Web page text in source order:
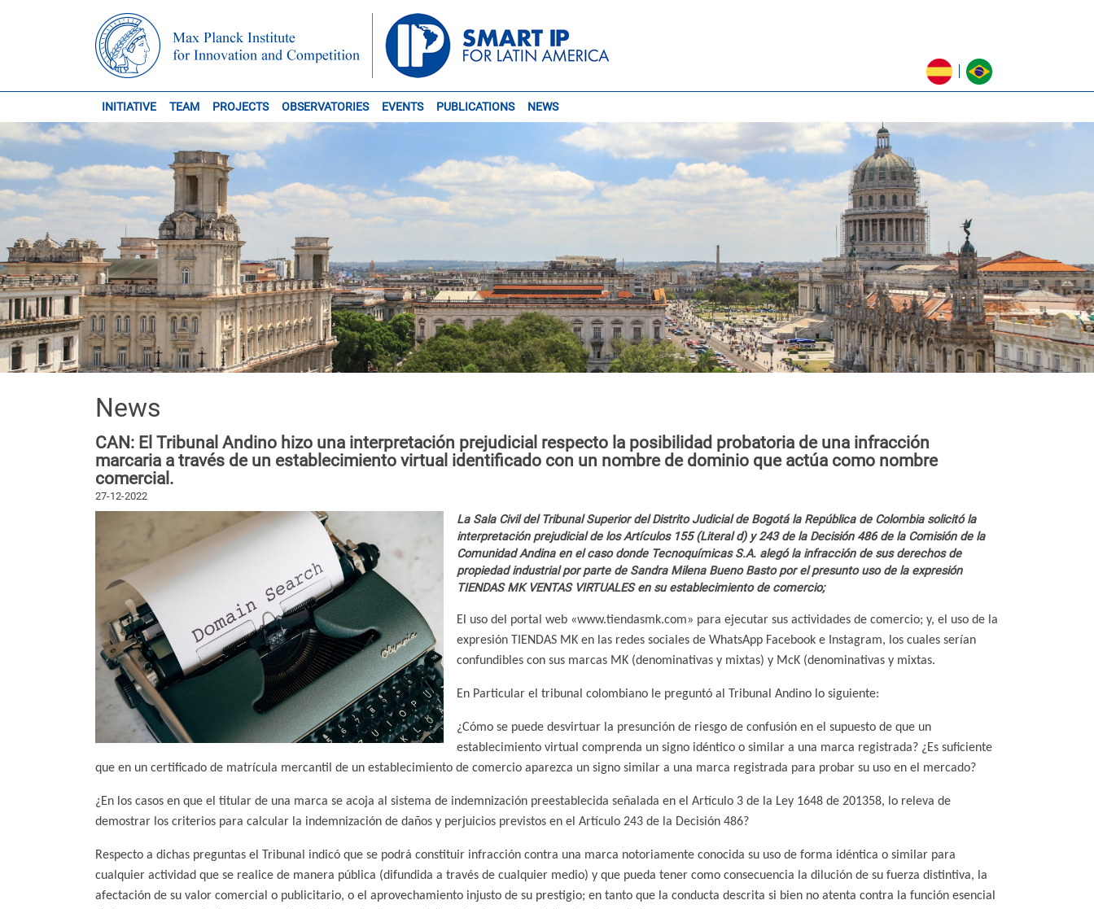
INITIATIVE TEAM PROJECTS OBSERVATORIES EVENTS PUBLICATIONS NEWS
News
CAN: El Tribunal Andino hizo una interpretación prejudicial respecto la posibilidad probatoria de una infracción
marcaria a través de un establecimiento virtual identificado con un nombre de dominio que actúa como nombre
comercial.
27-12-2022
La Sala Civil del Tribunal Superior del Distrito Judicial de Bogotá la República de Colombia solicitó la
interpretación prejudicial de los Artículos 155 (Literal d) y 243 de la Decisión 486 de la Comisión de la
Comunidad Andina en el caso donde Tecnoquímicas S.A. alegó la infracción de sus derechos de
propiedad industrial por parte de Sandra Milena Bueno Basto por el presunto uso de la expresión
TIENDAS MK VENTAS VIRTUALES en su establecimiento de comercio;
El uso del portal web «www.tiendasmk.com» para ejecutar sus actividades de comercio; y, el uso de la
expresión TIENDAS MK en las redes sociales de WhatsApp Facebook e Instagram, los cuales serían
confundibles con sus marcas MK (denominativas y mixtas) y McK (denominativas y mixtas.
En Particular el tribunal colombiano le preguntó al Tribunal Andino lo siguiente:
¿Cómo se puede desvirtuar la presunción de riesgo de confusión en el supuesto de que un
establecimiento virtual comprenda un signo idéntico o similar a una marca registrada? ¿Es suficiente
que en un certificado de matrícula mercantil de un establecimiento de comercio aparezca un signo similar a una marca registrada para probar su uso en el mercado?
¿En los casos en que el titular de una marca se acoja al sistema de indemnización preestablecida señalada en el Artículo 3 de la Ley 1648 de 201358, lo releva de
demostrar los criterios para calcular la indemnización de daños y perjuicios previstos en el Artículo 243 de la Decisión 486?
Respecto a dichas preguntas el Tribunal indicó que se podrá constituir infracción contra una marca notoriamente conocida su uso de forma idéntica o similar para
cualquier actividad que se realice de manera pública (difundida a través de cualquier medio) y que pueda tener como consecuencia la dilución de su fuerza distintiva, la
afectación de su valor comercial o publicitario, o el aprovechamiento injusto de su prestigio; en tanto que la conducta descrita si bien no atenta contra la función esencial